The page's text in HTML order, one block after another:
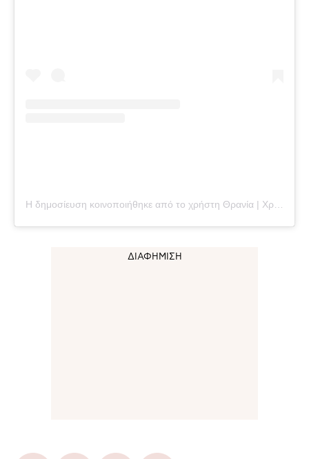
Η δημοσίευση κοινοποιήθηκε από το χρήστη Θρανία | Χριστίνα Μπέσιου (@thrania_official)